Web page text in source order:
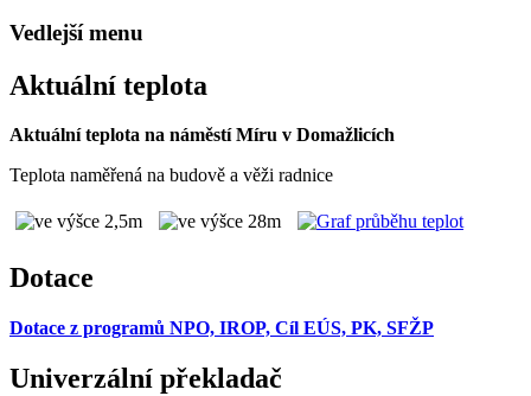
Vedlejší menu
Aktuální teplota
Aktuální teplota na náměstí Míru v Domažlicích
Teplota naměřená na budově a věži radnice
Dotace
Dotace z programů NPO, IROP, Cíl EÚS, PK, SFŽP
Univerzální překladač